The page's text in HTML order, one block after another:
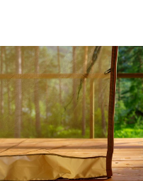
turismo-sostenibile